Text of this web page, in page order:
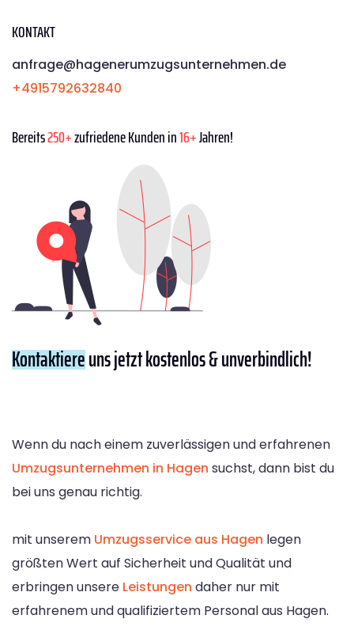
KONTAKT
anfrage@hagenerumzugsunternehmen.de
+4915792632840
Bereits250+zufriedene Kunden in16+Jahren!
Kontaktiereuns jetzt kostenlos & unverbindlich!
Wenn du nach einem zuverlässigen und erfahrenen
Umzugsunternehmen in Hagen suchst, dann bist du
bei uns genau richtig.
mit unserem Umzugsservice aus Hagen legen
größten Wert auf Sicherheit und Qualität und
erbringen unsere Leistungen daher nur mit
erfahrenem und qualifiziertem Personal aus Hagen.